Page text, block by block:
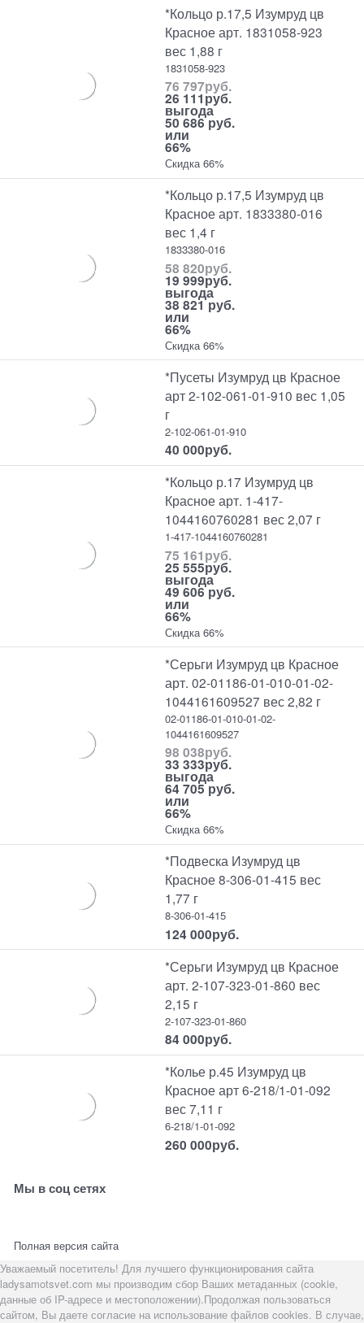
*Кольцо р.17,5 Изумруд цв
Красное арт. 1831058-923
вес 1,88 г
1831058-923
76 797руб.
26 111руб.
выгода
50 686 руб.
или
66%
Скидка 66%
*Кольцо р.17,5 Изумруд цв
Красное арт. 1833380-016
вес 1,4 г
1833380-016
58 820руб.
19 999руб.
выгода
38 821 руб.
или
66%
Скидка 66%
*Пусеты Изумруд цв Красное
арт 2-102-061-01-910 вес 1,05
г
2-102-061-01-910
40 000руб.
*Кольцо р.17 Изумруд цв
Красное арт. 1-417-
1044160760281 вес 2,07 г
1-417-1044160760281
75 161руб.
25 555руб.
выгода
49 606 руб.
или
66%
Скидка 66%
*Серьги Изумруд цв Красное
арт. 02-01186-01-010-01-02-
1044161609527 вес 2,82 г
02-01186-01-010-01-02-
1044161609527
98 038руб.
33 333руб.
выгода
64 705 руб.
или
66%
Скидка 66%
*Подвеска Изумруд цв
Красное 8-306-01-415 вес
1,77 г
8-306-01-415
124 000руб.
*Серьги Изумруд цв Красное
арт. 2-107-323-01-860 вес
2,15 г
2-107-323-01-860
84 000руб.
*Колье р.45 Изумруд цв
Красное арт 6-218/1-01-092
вес 7,11 г
6-218/1-01-092
260 000руб.
Мы в соц сетях
Полная версия сайта
Уважаемый посетитель! Для лучшего функционирования сайта
ladysamotsvet.com мы производим сбор Ваших метаданных (cookie,
данные об IP-адресе и местоположении).Продолжая пользоваться
сайтом, Вы даете согласие на использование файлов cookies. В случае,